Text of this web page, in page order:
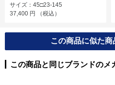
サイズ：45□23-145
37,400 円 （税込）
この商品に似た
この商品と同じブランドのメ